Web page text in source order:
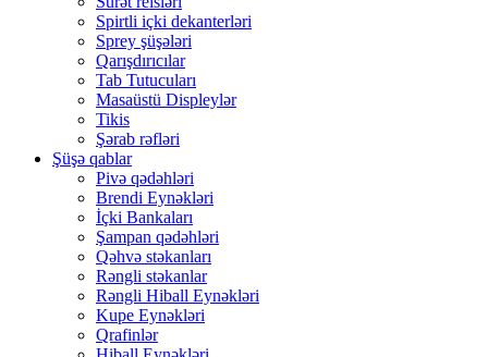
Spirtli içki dekanterləri
Sprey şüşələri
Qarışdırıcılar
Tab Tutucuları
Masaüstü Displeylər
Tikis
Şərab rəfləri
Şüşə qablar
Pivə qədəhləri
Brendi Eynəkləri
İçki Bankaları
Şampan qədəhləri
Qəhvə stəkanları
Rəngli stəkanlar
Rəngli Hiball Eynəkləri
Kupe Eynəkləri
Qrafinlər